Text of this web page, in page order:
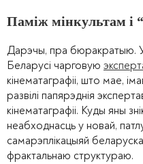
Паміж мінкультам і
Дарэчы, пра бюракратыю.
Беларусі чарговую
кінематаграфіі, што мае,
развілі папярэднія
кінематаграфіі. Куды яны
неабходнасць у новай,
самарэплікацыяй
фрактальнаю структураю.